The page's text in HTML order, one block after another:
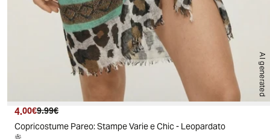
AI generated
Prezzo attuale
4.00€ Prezzo originale
9.99€
Copricostume Pareo: Stampe Varie e Chic - Leopardato